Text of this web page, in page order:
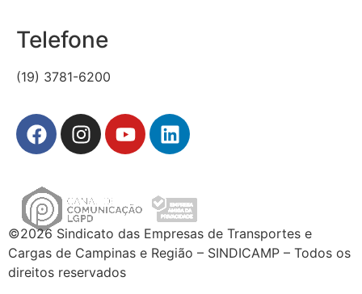
Telefone
(19) 3781-6200
©2026 Sindicato das Empresas de Transportes e
Cargas de Campinas e Região – SINDICAMP – Todos os
direitos reservados